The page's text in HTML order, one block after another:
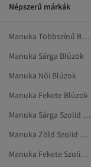
Népszerű márkák
Manuka Többszínű Blúzok
Manuka Sárga Blúzok
Manuka Női Blúzok
Manuka Fekete Blúzok
Manuka Sárga Szolid Tunikák
Manuka Zöld Szolid Tunikák
Manuka Fekete Szolid Blúzok